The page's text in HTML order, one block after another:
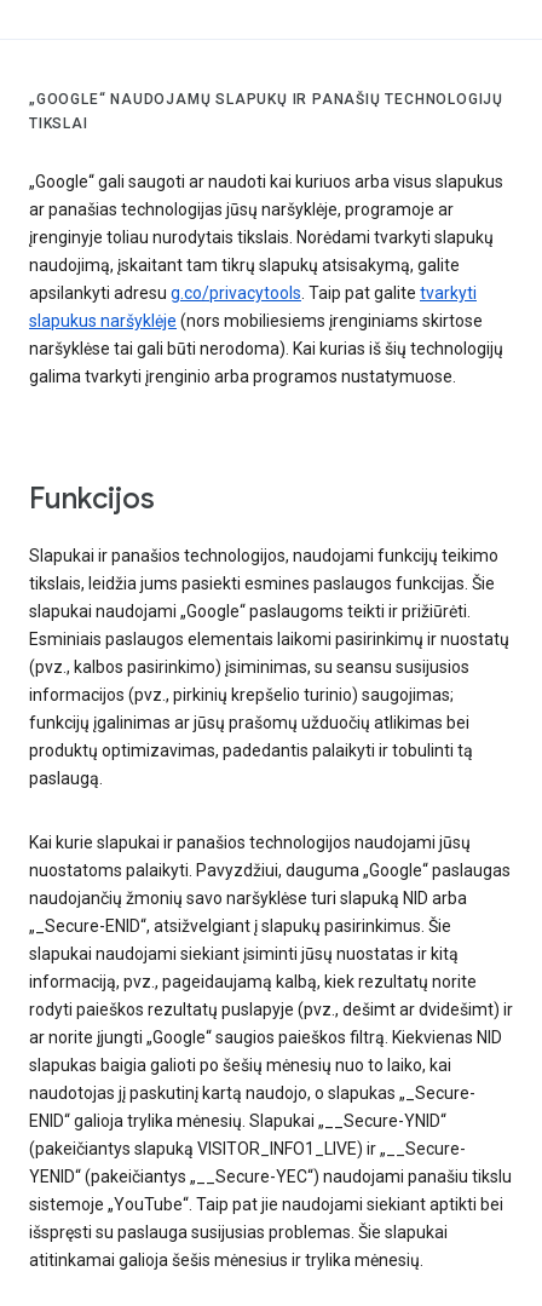
„GOOGLE“ NAUDOJAMŲ SLAPUKŲ IR PANAŠIŲ TECHNOLOGIJŲ
TIKSLAI
„Google“ gali saugoti ar naudoti kai kuriuos arba visus slapukus
ar panašias technologijas jūsų naršyklėje, programoje ar
įrenginyje toliau nurodytais tikslais. Norėdami tvarkyti slapukų
naudojimą, įskaitant tam tikrų slapukų atsisakymą, galite
apsilankyti adresu g.co/privacytools. Taip pat galite tvarkyti
slapukus naršyklėje (nors mobiliesiems įrenginiams skirtose
naršyklėse tai gali būti nerodoma). Kai kurias iš šių technologijų
galima tvarkyti įrenginio arba programos nustatymuose.
Funkcijos
Slapukai ir panašios technologijos, naudojami funkcijų teikimo
tikslais, leidžia jums pasiekti esmines paslaugos funkcijas. Šie
slapukai naudojami „Google“ paslaugoms teikti ir prižiūrėti.
Esminiais paslaugos elementais laikomi pasirinkimų ir nuostatų
(pvz., kalbos pasirinkimo) įsiminimas, su seansu susijusios
informacijos (pvz., pirkinių krepšelio turinio) saugojimas;
funkcijų įgalinimas ar jūsų prašomų užduočių atlikimas bei
produktų optimizavimas, padedantis palaikyti ir tobulinti tą
paslaugą.
Kai kurie slapukai ir panašios technologijos naudojami jūsų
nuostatoms palaikyti. Pavyzdžiui, dauguma „Google“ paslaugas
naudojančių žmonių savo naršyklėse turi slapuką NID arba
„_Secure-ENID“, atsižvelgiant į slapukų pasirinkimus. Šie
slapukai naudojami siekiant įsiminti jūsų nuostatas ir kitą
informaciją, pvz., pageidaujamą kalbą, kiek rezultatų norite
rodyti paieškos rezultatų puslapyje (pvz., dešimt ar dvidešimt) ir
ar norite įjungti „Google“ saugios paieškos filtrą. Kiekvienas NID
slapukas baigia galioti po šešių mėnesių nuo to laiko, kai
naudotojas jį paskutinį kartą naudojo, o slapukas „_Secure-
ENID“ galioja trylika mėnesių. Slapukai „__Secure-YNID“
(pakeičiantys slapuką VISITOR_INFO1_LIVE) ir „__Secure-
YENID“ (pakeičiantys „__Secure-YEC“) naudojami panašiu tikslu
sistemoje „YouTube“. Taip pat jie naudojami siekiant aptikti bei
išspręsti su paslauga susijusias problemas. Šie slapukai
atitinkamai galioja šešis mėnesius ir trylika mėnesių.